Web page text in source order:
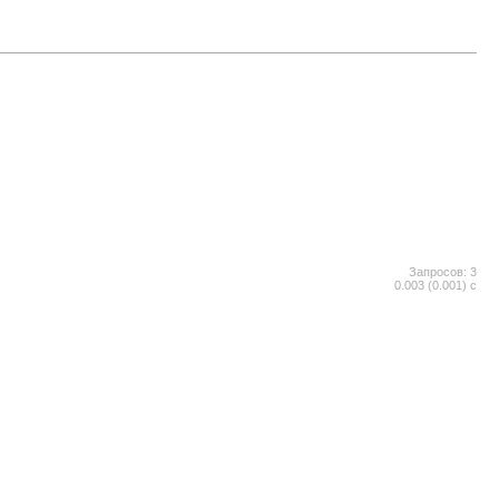
Запросов: 3
0.003 (0.001) с